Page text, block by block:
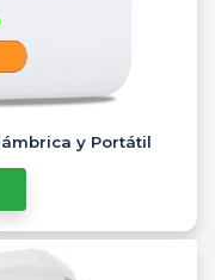
y Portátil